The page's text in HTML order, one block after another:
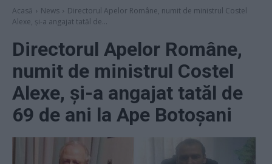
Acasă News
Directorul Apelor Române, numit de ministrul Costel
Alexe, și-a angajat tatăl de...
Directorul Apelor Române,
numit de ministrul Costel
Alexe, și-a angajat tatăl de
69 de ani la Ape Botoșani